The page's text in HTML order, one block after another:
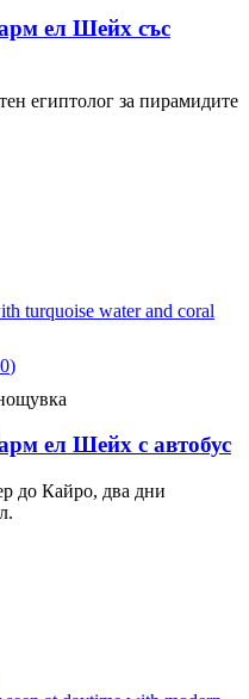
ел Шейх със
египтолог за пирамидите
)
ел Шейх с автобус
до Кайро, два дни